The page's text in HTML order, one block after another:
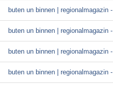
buten un binnen | regionalmagazin -
buten un binnen | regionalmagazin -
buten un binnen | regionalmagazin -
buten un binnen | regionalmagazin -